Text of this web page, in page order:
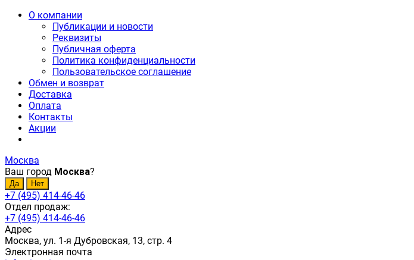
О компании
Публикации и новости
Реквизиты
Публичная оферта
Политика конфиденциальности
Пользовательское соглашение
Обмен и возврат
Доставка
Оплата
Контакты
Акции
Москва
Ваш город Москва?
+7 (495) 414-46-46
Отдел продаж:
+7 (495) 414-46-46
Адрес
Москва, ул. 1-я Дубровская, 13, стр. 4
Электронная почта